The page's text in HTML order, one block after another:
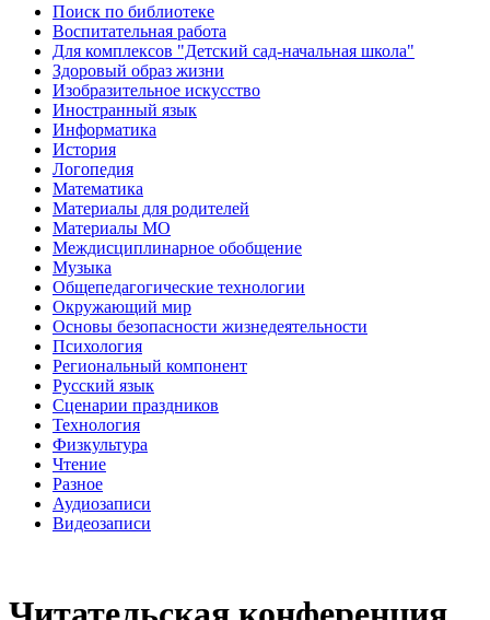
Поиск по библиотеке
Воспитательная работа
Для комплексов "Детский сад-начальная школа"
Здоровый образ жизни
Изобразительное искусство
Иностранный язык
Информатика
История
Логопедия
Математика
Материалы для родителей
Материалы МО
Междисциплинарное обобщение
Музыка
Общепедагогические технологии
Окружающий мир
Основы безопасности жизнедеятельности
Психология
Региональный компонент
Русский язык
Сценарии праздников
Технология
Физкультура
Чтение
Разное
Аудиозаписи
Видеозаписи